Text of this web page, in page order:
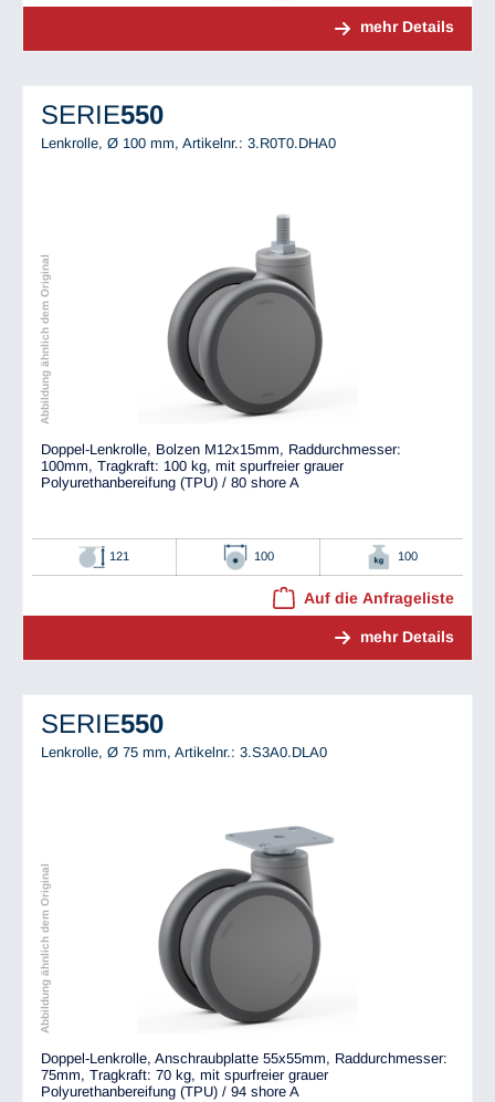
mehr Details
SERIE550
Lenkrolle, Ø 100 mm, Artikelnr.: 3.R0T0.DHA0
Abbildung ähnlich dem Original
Doppel-Lenkrolle, Bolzen M12x15mm, Raddurchmesser:
100mm, Tragkraft: 100 kg, mit spurfreier grauer
Polyurethanbereifung (TPU) / 80 shore A
121 100 100
Auf die Anfrageliste
mehr Details
SERIE550
Lenkrolle, Ø 75 mm, Artikelnr.: 3.S3A0.DLA0
Abbildung ähnlich dem Original
Doppel-Lenkrolle, Anschraubplatte 55x55mm, Raddurchmesser:
75mm, Tragkraft: 70 kg, mit spurfreier grauer
Polyurethanbereifung (TPU) / 94 shore A